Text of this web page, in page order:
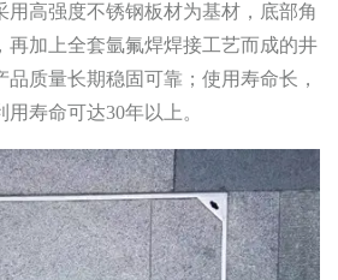
用高强度不锈钢板材为基材，底部角
再加上全套氩氟焊焊接工艺而成的井
质量长期稳固可靠；使用寿命长，
寿命可达30年以上。